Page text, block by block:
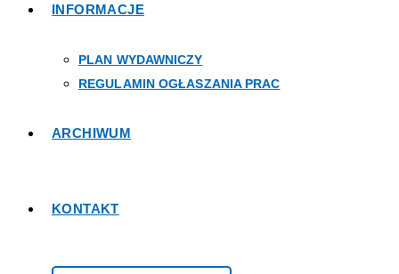
INFORMACJE
PLAN WYDAWNICZY
REGULAMIN OGŁASZANIA PRAC
ARCHIWUM
KONTAKT